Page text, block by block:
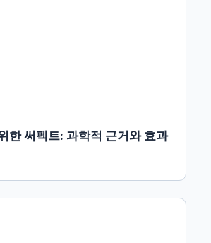
한 써펙트: 과학적 근거와 효과